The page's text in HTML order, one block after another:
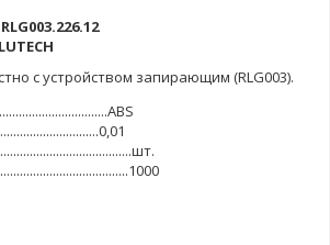
с устройством запирающим (RLG003).